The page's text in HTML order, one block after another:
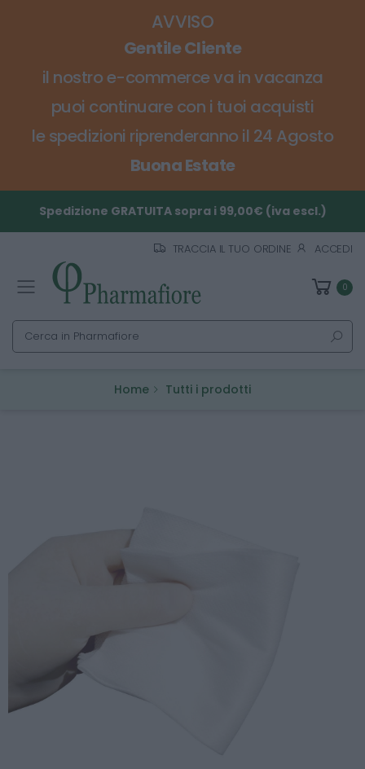
AVVISO
Gentile Cliente
il nostro e-commerce va in vacanza
puoi continuare con i tuoi acquisti
le spedizioni riprenderanno il 24 Agosto
Buona Estate
Spedizione GRATUITA sopra i 99,00€ (iva escl.)
TRACCIA IL TUO ORDINE ACCEDI
Toggle mobile menu 0
Cerca
Home Tutti i prodotti